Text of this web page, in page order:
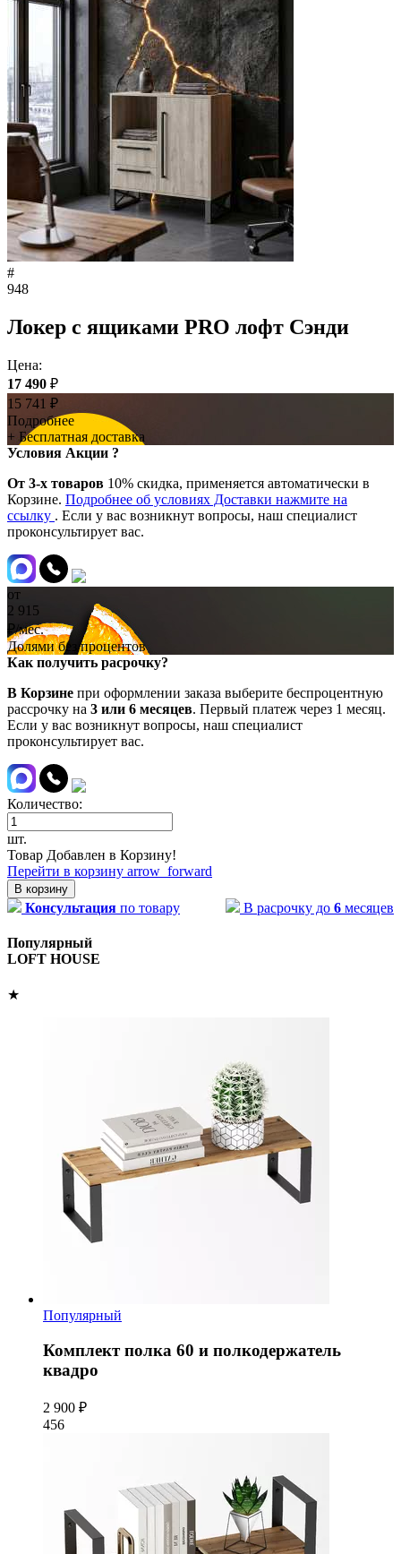
#
948
Локер с ящиками PRO лофт Сэнди
Цена:
17 490 ₽
15 741 ₽
Подробнее
+ Бесплатная доставка
Условия Акции ?
От 3-х товаров 10% скидка, применяется автоматически в
Корзине. Подробнее об условиях Доставки нажмите на
ссылку . Если у вас возникнут вопросы, наш специалист
проконсультирует вас.
от
2 915
₽/мес.
Долями без процентов
Как получить расрочку?
В Корзине при оформлении заказа выберите беспроцентную
рассрочку на 3 или 6 месяцев. Первый платеж через 1 месяц.
Если у вас возникнут вопросы, наш специалист
проконсультирует вас.
Количество:
шт.
Товар Добавлен в Корзину!
Перейти в корзину arrow_forward
В корзину
Консультация по товару В расрочку до 6 месяцев
Популярный
LOFT HOUSE
★
Популярный
Комплект полка 60 и полкодержатель
квадро
2 900 ₽
456